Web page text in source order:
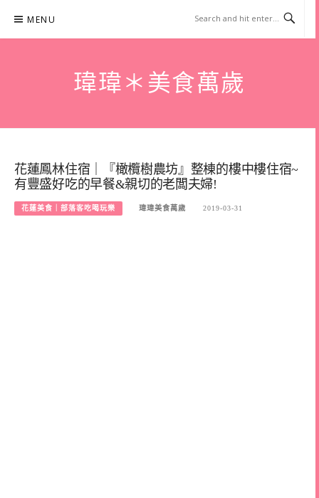
content
MENU
瑋瑋＊美食萬歲
花蓮鳳林住宿｜『橄欖樹農坊』整棟的樓中樓住宿~
有豐盛好吃的早餐&親切的老闆夫婦!
花蓮美食｜部落客吃喝玩樂 瑋瑋美食萬歲 2019-03-31